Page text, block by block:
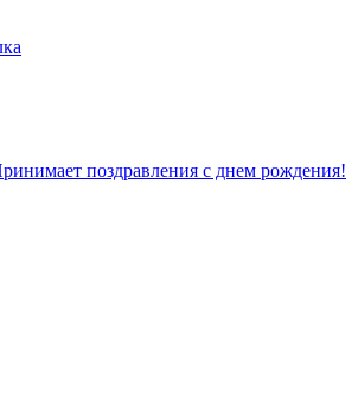
поздравления с днем рождения!